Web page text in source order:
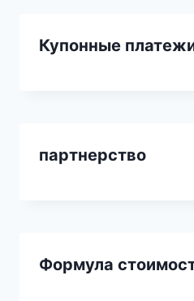
Купонные
партнерство
Формула